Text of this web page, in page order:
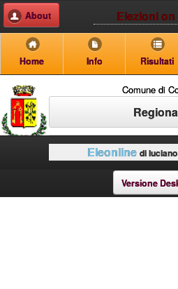
Elezioni on
About
Home Info Risultati
Comune di
Eleonline di
Versione